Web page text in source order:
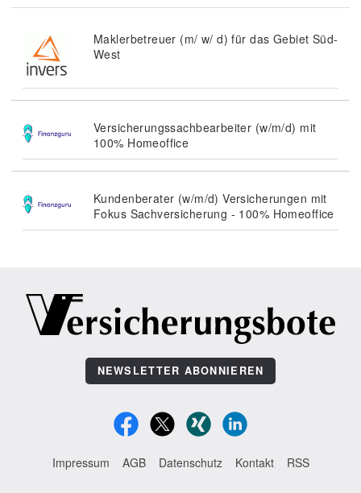
Maklerbetreuer (m/ w/ d) für das Gebiet Süd-
West
Versicherungssachbearbeiter (w/m/d) mit
100% Homeoffice
Kundenberater (w/m/d) Versicherungen mit
Fokus Sachversicherung - 100% Homeoffice
NEWSLETTER ABONNIEREN
Impressum AGB Datenschutz Kontakt RSS